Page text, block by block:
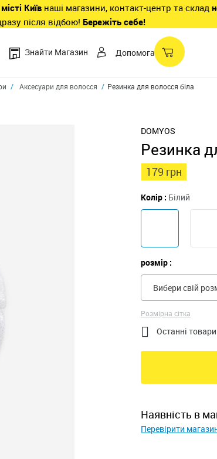
Київ наші магазини, контакт-центр та склад
після відбою! Бережіть себе!
Знайти Магазин Допомога
Аксесуари для волосся Резинка для волосся біла
DOMYOS
Резинка
179 грн
Колір : Білий
розмір :
Вибери свій
Розмірна сітка
 Останні
наявність в
Перевірити